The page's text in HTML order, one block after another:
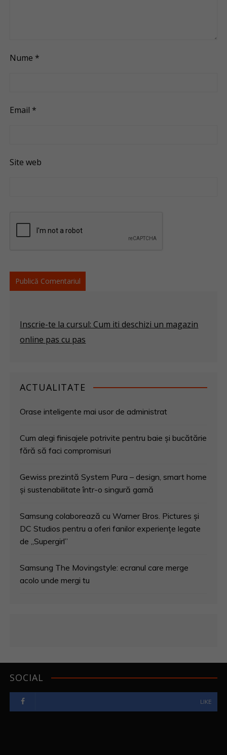
Nume *
Email *
Site web
Inscrie-te la cursul: Cum iti deschizi un magazin
online pas cu pas
ACTUALITATE
Orase inteligente mai usor de administrat
Cum alegi finisajele potrivite pentru baie și bucătărie
fără să faci compromisuri
Gewiss prezintă System Pura – design, smart home
și sustenabilitate într-o singură gamă
Samsung colaborează cu Warner Bros. Pictures și
DC Studios pentru a oferi fanilor experiențe legate
de „Supergirl”
Samsung The Movingstyle: ecranul care merge
acolo unde mergi tu
SOCIAL
LIKE